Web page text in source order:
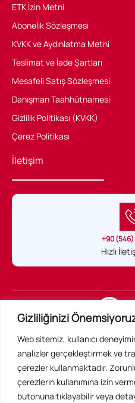
Gizliliğinizi
Web sitemiz, kullanıcı
analizler gerçekleştirmek ve
çerezler kullanmaktadır.
çerezlerin kullanımına izin
butonuna tıklayabilir veya
ETK İzin Metni
Abonelik Sözleşmesi
KVKK ve Aydınlatma Metni
Teslimat ve İade Şartları
Mesafeli Satış Sözleşmesi
Danışman Taahhütnamesi
Gizlilik Politikası (KVKK)
Çerez Politikası
İletişim
+90 (546)
Hızlı
Acil Konsültan Resmi Web
Tüm Hakları Saklıdır